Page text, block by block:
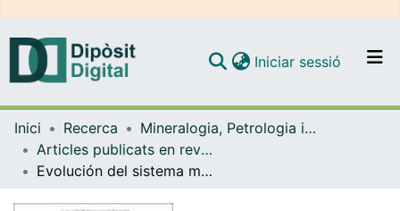
Navega per tot el DD
Iniciar sessió (current)
Inici Recerca
Mineralogia, Petrologia i Geologia Aplicada
Articles publicats en revistes (Mineralogia, Petrologia i Geologia Aplicada)
Evolución del sistema magmático de Isla Decepción (Antártida)